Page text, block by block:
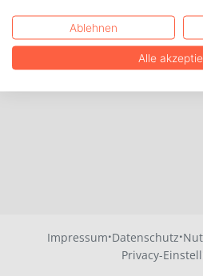
Impressum·Datenschutz·
Privacy-
Ablehnen
Alle